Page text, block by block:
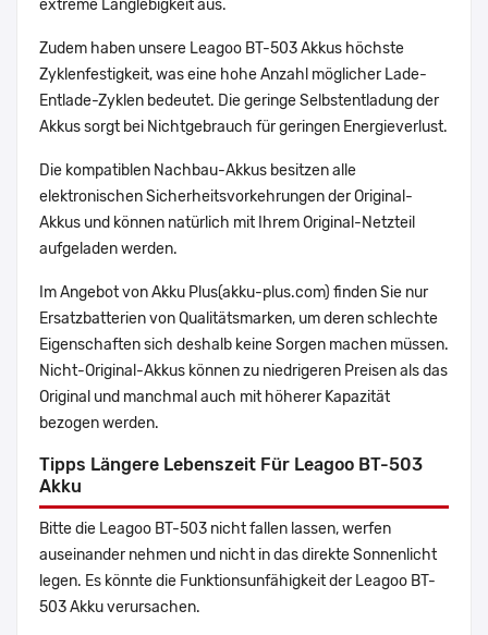
extreme Langlebigkeit aus.
Zudem haben unsere Leagoo BT-503 Akkus höchste
Zyklenfestigkeit, was eine hohe Anzahl möglicher Lade-
Entlade-Zyklen bedeutet. Die geringe Selbstentladung der
Akkus sorgt bei Nichtgebrauch für geringen Energieverlust.
Die kompatiblen Nachbau-Akkus besitzen alle
elektronischen Sicherheitsvorkehrungen der Original-
Akkus und können natürlich mit Ihrem Original-Netzteil
aufgeladen werden.
Im Angebot von Akku Plus(akku-plus.com) finden Sie nur
Ersatzbatterien von Qualitätsmarken, um deren schlechte
Eigenschaften sich deshalb keine Sorgen machen müssen.
Nicht-Original-Akkus können zu niedrigeren Preisen als das
Original und manchmal auch mit höherer Kapazität
bezogen werden.
Tipps Längere Lebenszeit Für Leagoo BT-503
Akku
Bitte die Leagoo BT-503 nicht fallen lassen, werfen
auseinander nehmen und nicht in das direkte Sonnenlicht
legen. Es könnte die Funktionsunfähigkeit der Leagoo BT-
503 Akku verursachen.